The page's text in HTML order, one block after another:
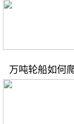
万吨轮船如何